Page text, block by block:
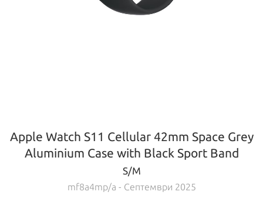
Apple Watch S11 Cellular 42mm Space Grey
Aluminium Case with Black Sport Band
S/M
mf8a4mp/a - Септември 2025